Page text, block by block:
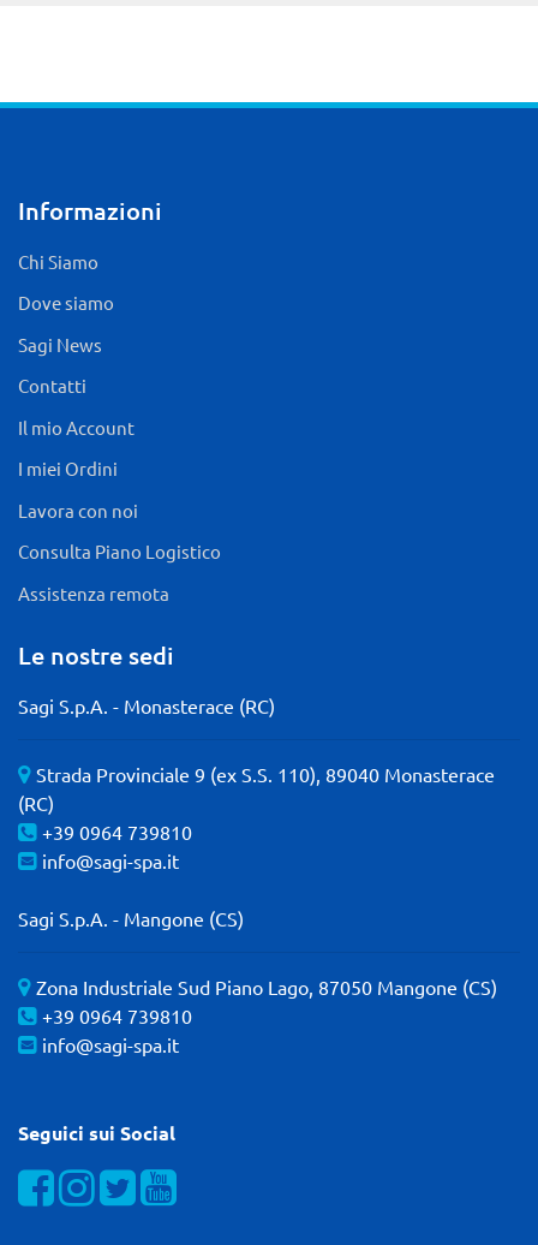
Informazioni
Chi Siamo
Dove siamo
Sagi News
Contatti
Il mio Account
I miei Ordini
Lavora con noi
Consulta Piano Logistico
Assistenza remota
Le nostre sedi
Sagi S.p.A. - Monasterace (RC)
Strada Provinciale 9 (ex S.S. 110), 89040 Monasterace
(RC)
+39 0964 739810
info@sagi-spa.it
Sagi S.p.A. - Mangone (CS)
Zona Industriale Sud Piano Lago, 87050 Mangone (CS)
+39 0964 739810
info@sagi-spa.it
Seguici sui Social
Visualizza la nostra pagina Facebook
Visualizza il nostro profilo Instagram
Visualizza il nostro profilo Twitter
Visualizza il nostro canale YOUTube